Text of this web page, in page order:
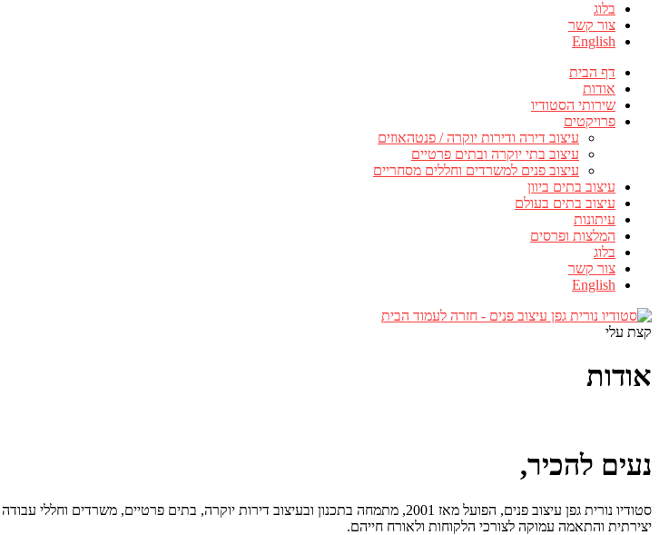
בלוג
צור קשר
English
דף הבית
אודות
שירותי הסטודיו
פרויקטים
עיצוב דירה ודירות יוקרה / פנטהאוזים
עיצוב בתי יוקרה ובתים פרטיים
עיצוב פנים למשרדים וחללים מסחריים
עיצוב בתים ביוון
עיצוב בתים בעולם
עיתונות
המלצות ופרסים
בלוג
צור קשר
English
קצת עלי
אודות
נעים להכיר,
סטודיו נורית גפן עיצוב פנים, הפועל מאז 2001, מתמחה בתכנון ובעיצוב דירות יוקרה, בתים
יצירתית והתאמה עמוקה לצורכי הלקוחות ולאורח חייהם.